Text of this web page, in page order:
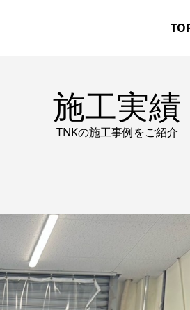
施工実績
TNKの施工事例をご紹介